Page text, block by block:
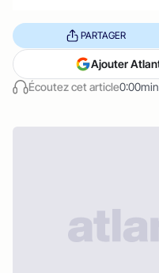
Écoutez cet article0:00min
PARTAGER
Ajouter